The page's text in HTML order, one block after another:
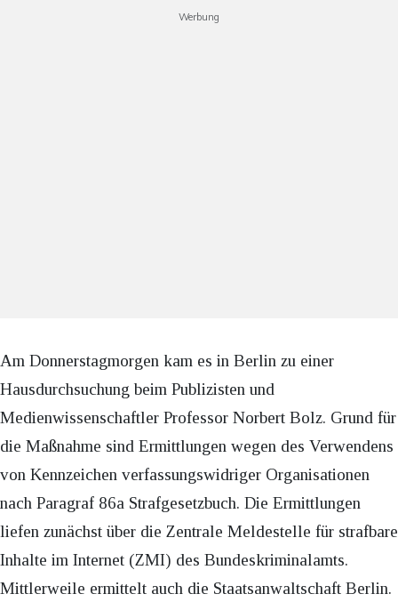
Werbung
Am Donnerstagmorgen kam es in Berlin zu einer
Hausdurchsuchung beim Publizisten und
Medienwissenschaftler Professor Norbert Bolz. Grund für
die Maßnahme sind Ermittlungen wegen des Verwendens
von Kennzeichen verfassungswidriger Organisationen
nach Paragraf 86a Strafgesetzbuch. Die Ermittlungen
liefen zunächst über die Zentrale Meldestelle für strafbare
Inhalte im Internet (ZMI) des Bundeskriminalamts.
Mittlerweile ermittelt auch die Staatsanwaltschaft Berlin.